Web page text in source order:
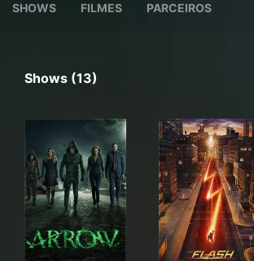
SHOWS FILMES PARCEIROS
Shows (13)